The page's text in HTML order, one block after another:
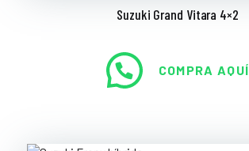
Suzuki Grand Vitara 4×2
COMPRA AQUÍ